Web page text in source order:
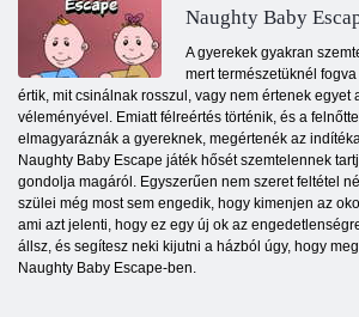
Naughty Baby
A gyerekek gyakran
mert természetüknél
értik, mit csinálnak rosszul, vagy nem értenek egyet
véleményével. Emiatt félreértés történik, és a
elmagyaráznák a gyereknek, megértenék az
Naughty Baby Escape játék hősét szemtelennek
gondolja magáról. Egyszerűen nem szeret feltétel
szülei még most sem engedik, hogy kimenjen az
ami azt jelenti, hogy ez egy új ok az
állsz, és segítesz neki kijutni a házból úgy, hogy
Naughty Baby Escape-ben.